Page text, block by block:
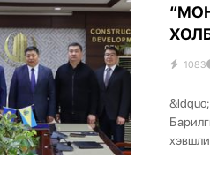
1083